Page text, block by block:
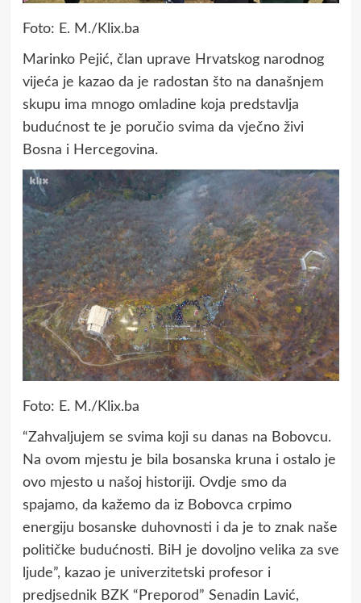
Foto: E. M./Klix.ba
Marinko Pejić, član uprave Hrvatskog narodnog
vijeća je kazao da je radostan što na današnjem
skupu ima mnogo omladine koja predstavlja
budućnost te je poručio svima da vječno živi
Bosna i Hercegovina.
Foto: E. M./Klix.ba
“Zahvaljujem se svima koji su danas na Bobovcu.
Na ovom mjestu je bila bosanska kruna i ostalo je
ovo mjesto u našoj historiji. Ovdje smo da
spajamo, da kažemo da iz Bobovca crpimo
energiju bosanske duhovnosti i da je to znak naše
političke budućnosti. BiH je dovoljno velika za sve
ljude”, kazao je univerzitetski profesor i
predjsednik BZK “Preporod” Senadin Lavić,